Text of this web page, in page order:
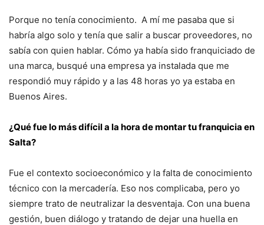
Porque no tenía conocimiento. A mí me pasaba que si
habría algo solo y tenía que salir a buscar proveedores, no
sabía con quien hablar. Cómo ya había sido franquiciado de
una marca, busqué una empresa ya instalada que me
respondió muy rápido y a las 48 horas yo ya estaba en
Buenos Aires.
¿Qué fue lo más difícil a la hora de montar tu franquicia en
Salta?
Fue el contexto socioeconómico y la falta de conocimiento
técnico con la mercadería. Eso nos complicaba, pero yo
siempre trato de neutralizar la desventaja. Con una buena
gestión, buen diálogo y tratando de dejar una huella en